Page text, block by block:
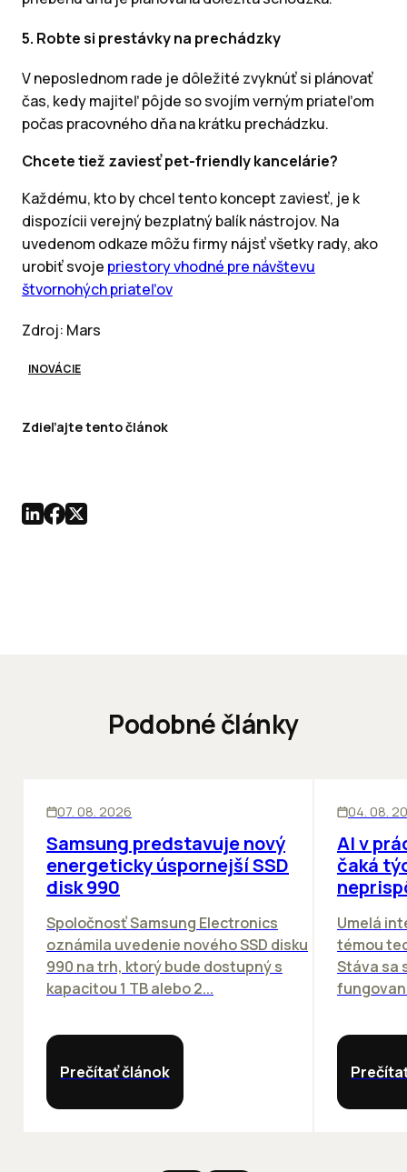
5. Robte si prestávky na prechádzky
V neposlednom rade je dôležité zvyknúť si plánovať
čas, kedy majiteľ pôjde so svojím verným priateľom
počas pracovného dňa na krátku prechádzku.
Chcete tiež zaviesť pet-friendly kancelárie?
Každému, kto by chcel tento koncept zaviesť, je k
dispozícii verejný bezplatný balík nástrojov. Na
uvedenom odkaze môžu firmy nájsť všetky rady, ako
urobiť svoje priestory vhodné pre návštevu
štvornohých priateľov
Zdroj: Mars
INOVÁCIE
Zdieľajte tento článok
Podobné články
07. 08. 2026
Samsung predstavuje nový
energeticky úspornejší SSD
disk 990
Spoločnosť Samsung Electronics
oznámila uvedenie nového SSD disku
990 na trh, ktorý bude dostupný s
kapacitou 1 TB alebo 2...
Prečítať článok
04. 08.
AI v
čaká
Umelá
témou
Stáva sa